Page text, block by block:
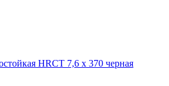
HRCT 7,6 x 370 черная